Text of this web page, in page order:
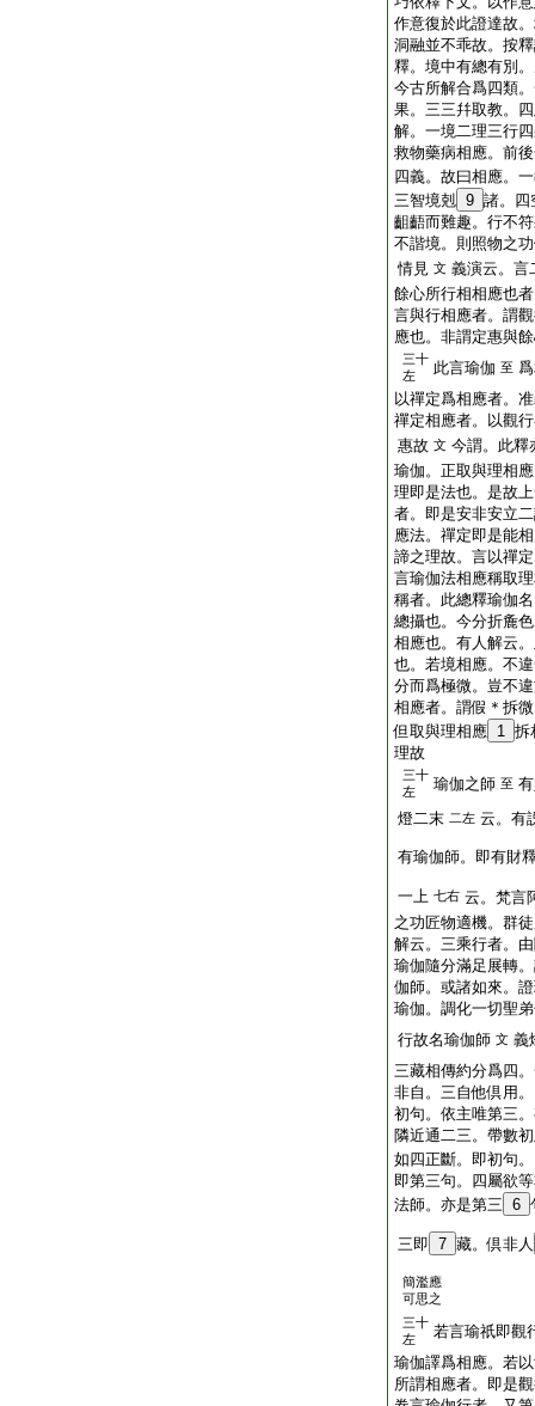
作意復於此證達故
洞融並不乖故。按
釋。境中有總有別
今古所解合爲四類
果。三三幷取教。
解。一境二理三行
救物藥病相應。前
四義。故曰相應。
三智境剋 9 諸。四
齟齬而難趣。行不
不諧境。則照物之
情見 文 義演云。言
餘心所行相相應也
言與行相應者。謂
應也。非謂定惠與
三十
左
此言瑜伽 至
以禪定爲相應者。
禪定相應者。以觀
惠故 文 今謂。此釋
瑜伽。正取與理相
理即是法也。是故
者。即是安非安立
應法。禪定即是能
諦之理故。言以禪
言瑜伽法相應稱取
稱者。此總釋瑜伽
總攝也。今分折麁
相應也。有人解云
也。若境相應。不
分而爲極微。豈不
相應者。謂假＊拆
但取與理相應 1 拆
理故
三十
左
瑜伽之師 至
燈二末 二左 云。有
有瑜伽師。即有財
一上 七右 云。梵言
之功匠物適機。群
解云。三乘行者。
瑜伽隨分滿足展轉
伽師。或諸如來。
瑜伽。調化一切聖
行故名瑜伽師 文 義
三藏相傳約分爲四
非自。三自他倶用
初句。依主唯第三
隣近通二三。帶數
如四正斷。即初句
即第三句。四屬欲
法師。亦是第三 6
三即 7 藏。倶非人
簡濫應
可思之
三十
左
若言瑜祇即觀
瑜伽譯爲相應。若
所謂相應者。即是